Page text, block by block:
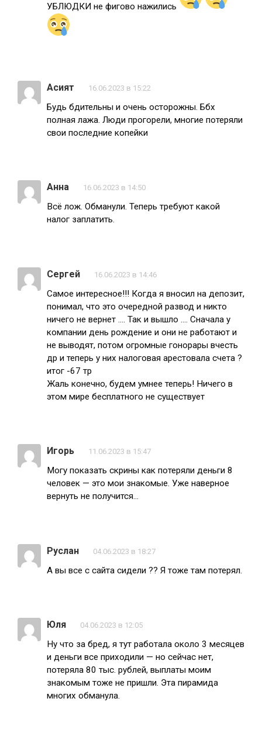
УБЛЮДКИ не фигово нажились
Асият 16.06.2023 в 15:22
Будь бдительны и очень осторожны. Ббх
полная лажа. Люди прогорели, многие потеряли
свои последние копейки
Анна 16.06.2023 в 14:50
Всё лож. Обманули. Теперь требуют какой
налог заплатить.
Сергей 16.06.2023 в 14:46
Самое интересное!!! Когда я вносил на депозит,
понимал, что это очередной развод и никто
ничего не вернет …. Так и вышло …. Сначала у
компании день рождение и они не работают и
не выводят, потом огромные гонорары вчесть
др и теперь у них налоговая арестовала счета ?
итог -67 тр
Жаль конечно, будем умнее теперь! Ничего в
этом мире бесплатного не существует
Игорь 11.06.2023 в 15:47
Могу показать скрины как потеряли деньги 8
человек — это мои знакомые. Уже наверное
вернуть не получится…
Руслан 04.06.2023 в 18:27
А вы все с сайта сидели ?? Я тоже там потерял.
Юля 04.06.2023 в 12:05
Ну что за бред, я тут работала около 3 месяцев
и деньги все приходили — но сейчас нет,
потеряла 80 тыс. рублей, выплаты моим
знакомым тоже не пришли. Эта пирамида
многих обманула.